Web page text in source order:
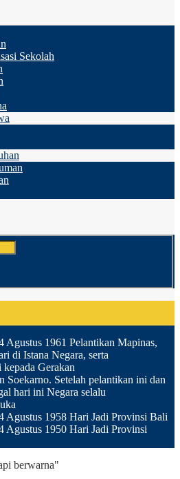
Sekolah
Agustus 1961 Pelantikan Mapinas,
di Istana Negara, serta
kepada Gerakan
Soekarno. Setelah pelantikan ini dan
hari ini Negara selalu
Agustus 1958 Hari Jadi Provinsi Bali
Agustus 1950 Hari Jadi Provinsi
berwarna"